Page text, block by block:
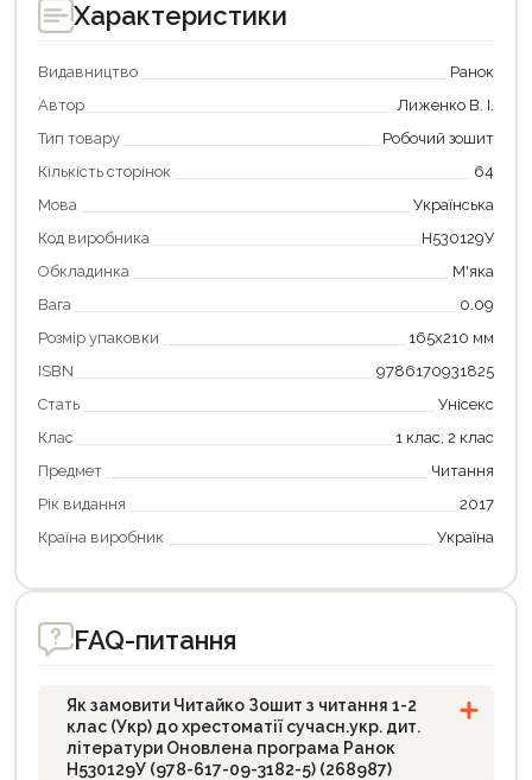
Характеристики
Видавництво
Ранок
Автор
Лиженко В. І.
Тип товару
Робочий зошит
Кількість сторінок
64
Мова
Українська
Код виробника
Н530129У
Обкладинка
М'яка
Вага
0.09
Розмір упаковки
165х210 мм
ISBN
9786170931825
Стать
Унісекс
Клас
1 клас, 2 клас
Предмет
Читання
Рік видання
2017
Країна виробник
Україна
FAQ-питання
Як замовити Читайко Зошит з читання 1-2
клас (Укр) до хрестоматії сучасн.укр. дит.
літератури Оновлена програма Ранок
Н530129У (978-617-09-3182-5) (268987)